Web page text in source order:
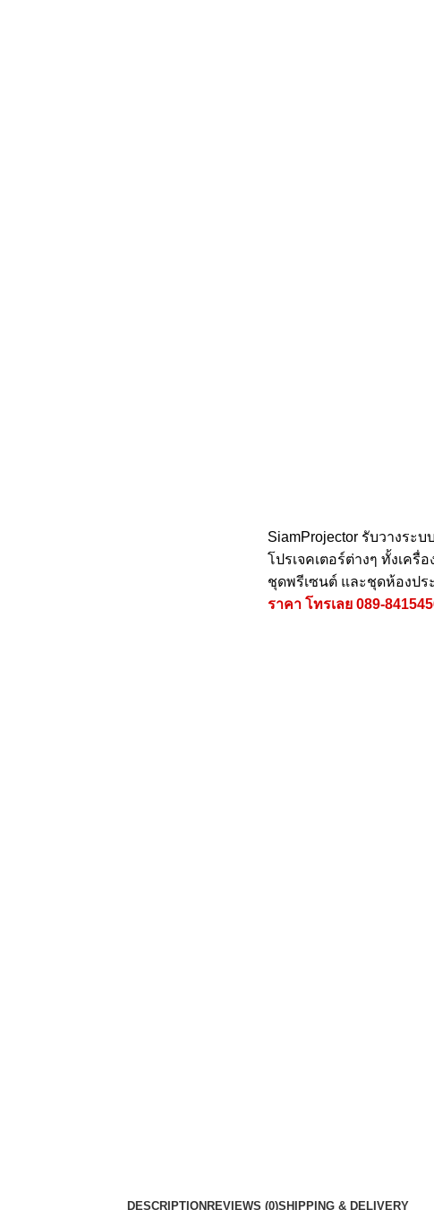
SiamProjector รับวางระ
โปรเจคเตอร์ต่างๆ ทั้งเครื่
ชุดพรีเซนต์ และชุดห้องป
ราคา โทรเลย 089-
DESCRIPTIONREVIEWS (0)SHIPPING & DELIVERY